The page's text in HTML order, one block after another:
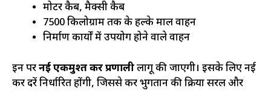
मोटर कैब, मैक्सी कैब
7500 किलोग्राम तक के हल्के माल वाहन
निर्माण कार्यों में उपयोग होने वाले वाहन
इन परनई एकमुश्त कर प्रणालीलागू की जाएगी। इसके लिए नई
कर दरें निर्धारित होंगी, जिससे कर भुगतान की प्रक्रिया सरल और